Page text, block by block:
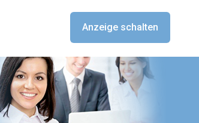
Anzeige schalten